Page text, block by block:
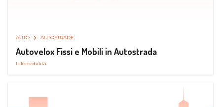
AUTO AUTOSTRADE
Autovelox Fissi e Mobili in Autostrada
Infomobilità